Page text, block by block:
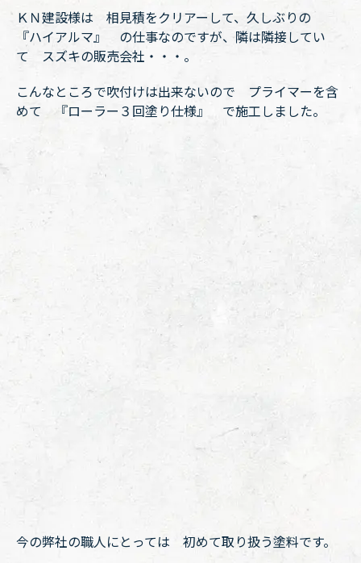
ＫＮ建設様は 相見積をクリアーして、久しぶりの
『ハイアルマ』 の仕事なのですが、隣は隣接してい
て スズキの販売会社・・・。
こんなところで吹付けは出来ないので プライマーを含
めて 『ローラー３回塗り仕様』 で施工しました。
今の弊社の職人にとっては 初めて取り扱う塗料です。